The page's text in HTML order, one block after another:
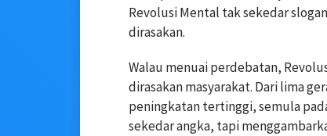
Revolusi Mental tak sekedar
dirasakan.
Walau menuai perdebatan,
dirasakan masyarakat. Dari lima
peningkatan tertinggi, semula
sekedar angka, tapi